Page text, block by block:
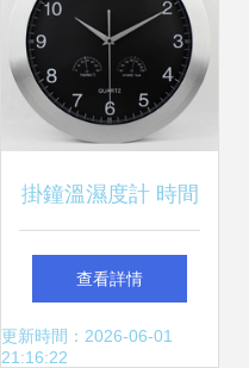
掛鐘溫濕度計 時間
與環境的完美融合
——最新產品參考
查看詳情
更新時間：2026-06-01
21:16:22